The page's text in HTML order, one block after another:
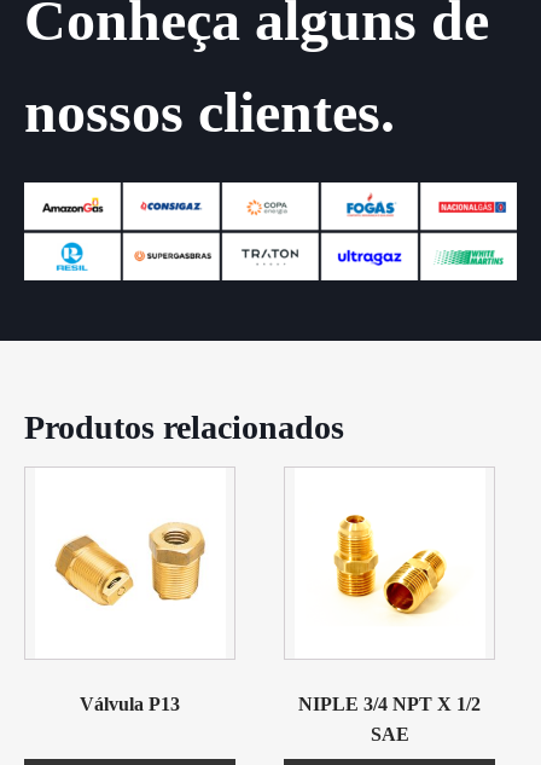
Conheça alguns de
nossos clientes.
Produtos relacionados
Válvula P13
NIPLE 3/4 NPT X 1/2
SAE